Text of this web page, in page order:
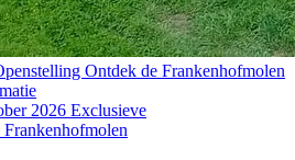
Ontdek de Frankenhofmolen
2026 Exclusieve
Frankenhofmolen